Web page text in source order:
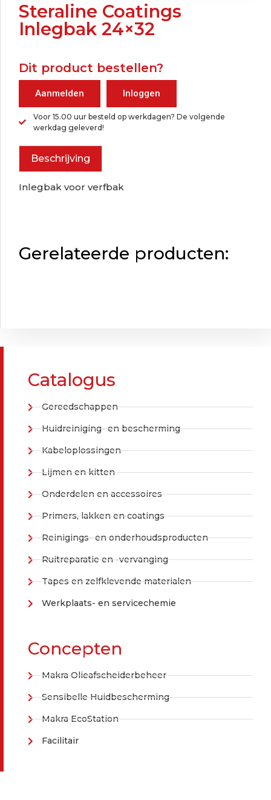
Catalogus
Gereedschappen
Huidreiniging- en bescherming
Kabeloplossingen
Lijmen en kitten
Onderdelen en accessoires
Primers, lakken en coatings
Reinigings- en onderhoudsproducten
Ruitreparatie en -vervanging
Tapes en zelfklevende materialen
Werkplaats- en servicechemie
Concepten
Makra Olieafscheiderbeheer
Sensibelle Huidbescherming
Makra EcoStation
Facilitair
Steraline Coatings
Inlegbak 24×32
Dit product bestellen?
Aanmelden Inloggen
Voor 15.00 uur besteld op werkdagen? De volgende
werkdag geleverd!
Beschrijving
Inlegbak voor verfbak
Gerelateerde producten: